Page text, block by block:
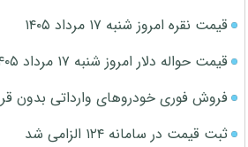
قیمت نقره امروز شنبه ۱۷ مرداد ۱۴۰۵
قیمت حواله دلار امروز شنبه ۱۷ مرداد ۱۴۰۵
فروش فوری خودروهای وارداتی بدون
ثبت قیمت در سامانه ۱۲۴ الزامی شد